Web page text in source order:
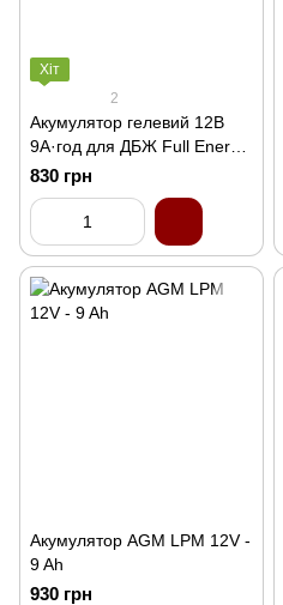
Хіт
2
Акумулятор гелевий 12В
9А·год для ДБЖ Full Energy
FEL-129
830 грн
Акумулятор AGM LPM 12V -
9 Ah
930 грн